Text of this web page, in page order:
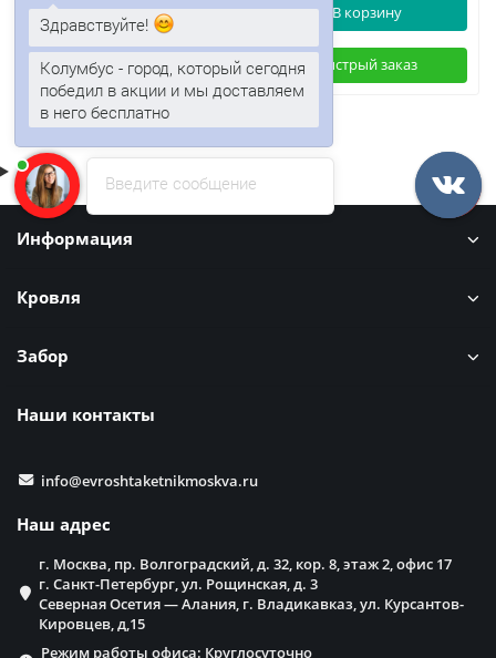
В корзину
Быстрый заказ
В корзину
Быстрый заказ
Информация
Кровля
Забор
Наши контакты
info@evroshtaketnikmoskva.ru
Наш адрес
г. Москва, пр. Волгоградский, д. 32, кор. 8, этаж 2, офис 17
г. Санкт-Петербург, ул. Рощинская, д. 3
Северная Осетия — Алания, г. Владикавказ, ул. Курсантов-
Кировцев, д,15
Режим работы офиса: Круглосуточно
Введите сообщение
Здравствуйте!
Колумбус - город, который сегодня
победил в акции и мы доставляем
в него бесплатно